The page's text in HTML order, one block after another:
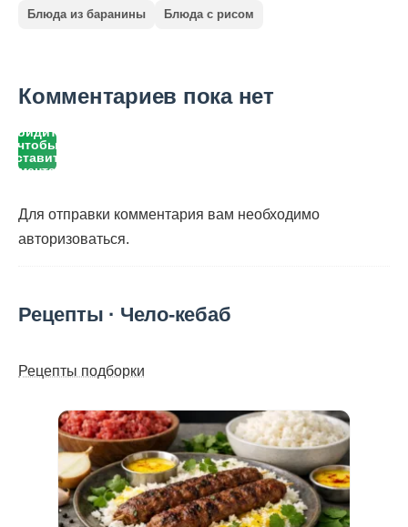
Блюда из баранины Блюда с рисом
Комментариев пока нет
Войдите,
чтобы
оставить
Для отправки комментария вам необходимо
авторизоваться.
Рецепты · Чело-кебаб
Рецепты подборки